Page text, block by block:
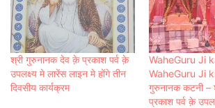
श्री गुरुनानक देव क़े प्रकाश पर्व क़े
उपलक्ष्य मे लारेंस लाइन मे होंगे तीन
दिवसीय कार्यक्रम
WaheGuru Ji
WaheGuru Ji
गुरुनानक कटनी –
प्रकाश पर्व क़े